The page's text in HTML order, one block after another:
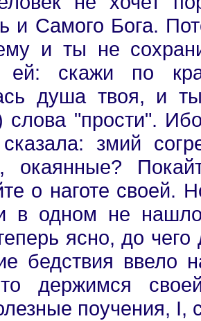
и Самого Бога.
и ты не
ей: скажи по
душа твоя, и
"прости".
змий
окаянные?
о наготе своей.
в одном не
ясно, до
бедствия ввело
держимся
поучения, I,